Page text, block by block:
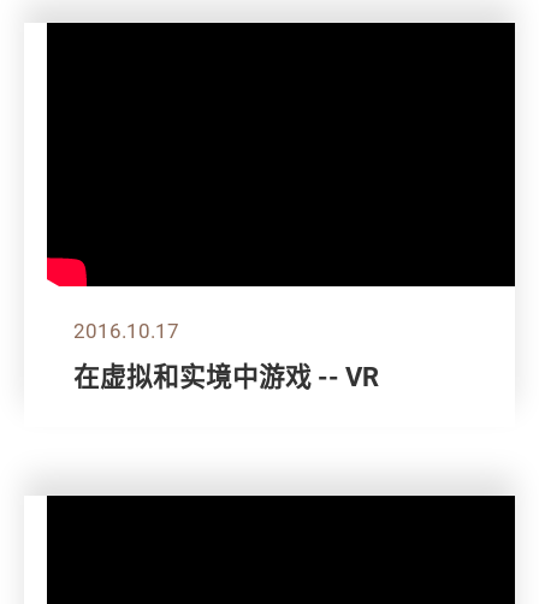
2016.10.17
在虚拟和实境中游戏 -- VR